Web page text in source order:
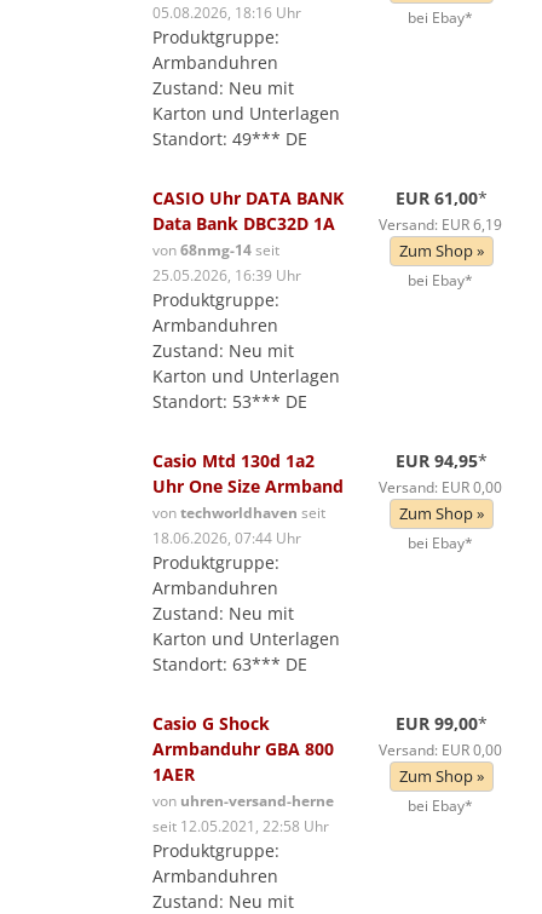
05.08.2026, 18:16 Uhr
Produktgruppe:
Armbanduhren
Zustand: Neu mit
Karton und Unterlagen
Standort: 49*** DE
bei Ebay*
CASIO Uhr DATA BANK
Data Bank DBC32D 1A
von68nmg-14seit
25.05.2026, 16:39 Uhr
Produktgruppe:
Armbanduhren
Zustand: Neu mit
Karton und Unterlagen
Standort: 53*** DE
EUR 61,00*
Versand: EUR 6,19
Zum Shop »
bei Ebay*
Casio Mtd 130d 1a2
Uhr One Size Armband
vontechworldhaven seit
18.06.2026, 07:44 Uhr
Produktgruppe:
Armbanduhren
Zustand: Neu mit
Karton und Unterlagen
Standort: 63*** DE
EUR 94,95*
Versand: EUR 0,00
Zum Shop »
bei Ebay*
Casio G Shock
Armbanduhr GBA 800
1AER
von uhren-versand-herne
seit 12.05.2021, 22:58 Uhr
Produktgruppe:
Armbanduhren
Zustand: Neu mit
EUR 99,00*
Versand: EUR 0,00
Zum Shop »
bei Ebay*